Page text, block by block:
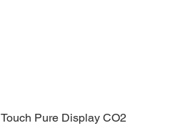
Touch Pure Display CO2